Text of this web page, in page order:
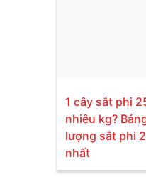
1 cây sắt phi
nhiêu kg?
lượng sắt phi
nhất